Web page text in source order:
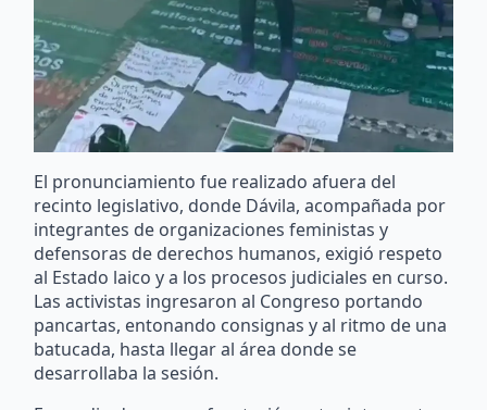
El pronunciamiento fue realizado afuera del
recinto legislativo, donde Dávila, acompañada por
integrantes de organizaciones feministas y
defensoras de derechos humanos, exigió respeto
al Estado laico y a los procesos judiciales en curso.
Las activistas ingresaron al Congreso portando
pancartas, entonando consignas y al ritmo de una
batucada, hasta llegar al área donde se
desarrollaba la sesión.